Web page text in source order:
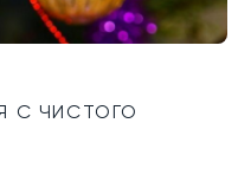
С ЧИСТОГО